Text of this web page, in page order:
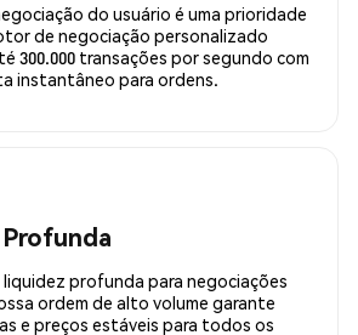
do usuário é uma prioridade
de negociação personalizado
300.000 transações por segundo com
instantâneo para ordens.
liquidez profunda para negociações
ordem de alto volume garante
e preços estáveis para todos os